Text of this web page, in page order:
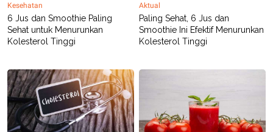
Kesehatan
6 Jus dan Smoothie Paling
Sehat untuk Menurunkan
Kolesterol Tinggi
Aktual
Paling Sehat, 6 Jus dan
Smoothie Ini Efektif Menurunkan
Kolesterol Tinggi